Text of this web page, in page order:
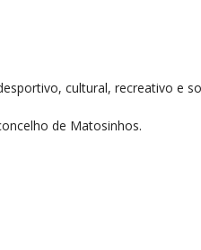
cultural, recreativo e
de Matosinhos.